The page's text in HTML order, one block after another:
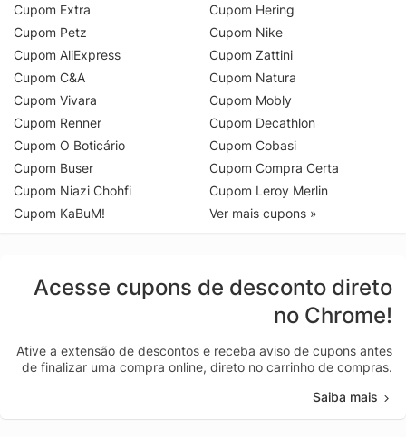
Cupom Extra
Cupom Petz
Cupom AliExpress
Cupom C&A
Cupom Vivara
Cupom Renner
Cupom O Boticário
Cupom Buser
Cupom Niazi Chohfi
Cupom KaBuM!
Cupom Hering
Cupom Nike
Cupom Zattini
Cupom Natura
Cupom Mobly
Cupom Decathlon
Cupom Cobasi
Cupom Compra Certa
Cupom Leroy Merlin
Ver mais cupons »
Acesse cupons de desconto direto
no Chrome!
Ative a extensão de descontos e receba aviso de cupons antes
de finalizar uma compra online, direto no carrinho de compras.
Saiba mais